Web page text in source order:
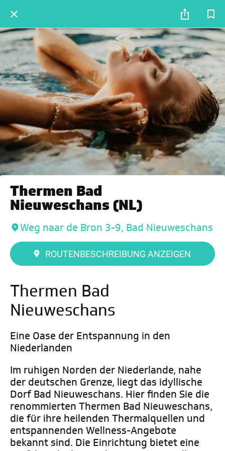
Thermen Bad
Nieuweschans (NL)
Weg naar de Bron 3-9, Bad Nieuweschans
ROUTENBESCHREIBUNG ANZEIGEN
Thermen Bad
Nieuweschans
Eine Oase der Entspannung in den
Niederlanden
Im ruhigen Norden der Niederlande, nahe
der deutschen Grenze, liegt das idyllische
Dorf Bad Nieuweschans. Hier finden Sie die
renommierten Thermen Bad Nieuweschans,
die für ihre heilenden Thermalquellen und
entspannenden Wellness-Angebote
bekannt sind. Die Einrichtung bietet eine